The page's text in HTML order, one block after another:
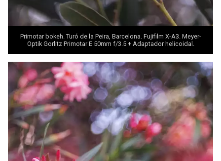
Primotar bokeh. Turó de la Peira, Barcelona. Fujifilm X-A3. Meyer-
Optik Gorlitz Primotar E 50mm f/3.5 + Adaptador helicoidal.